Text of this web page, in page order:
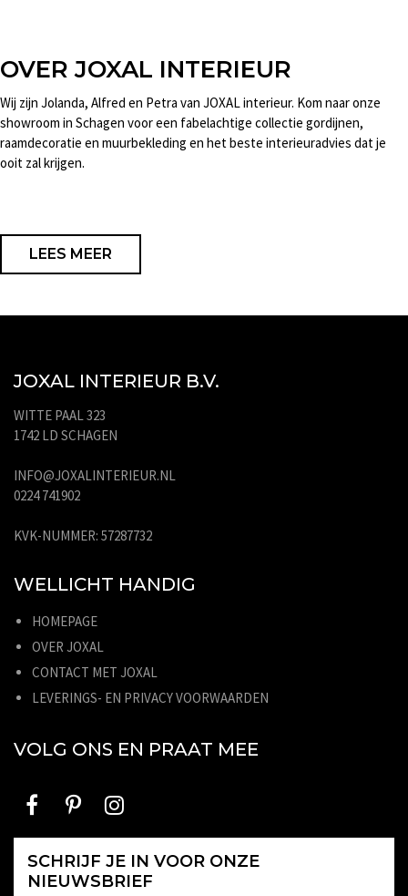
OVER JOXAL INTERIEUR
Wij zijn Jolanda, Alfred en Petra van JOXAL interieur. Kom naar onze
showroom in Schagen voor een fabelachtige collectie gordijnen,
raamdecoratie en muurbekleding en het beste interieuradvies dat je
ooit zal krijgen.
LEES MEER
JOXAL INTERIEUR B.V.
WITTE PAAL 323
1742 LD SCHAGEN
INFO@JOXALINTERIEUR.NL
0224 741902
KVK-NUMMER: 57287732
WELLICHT HANDIG
HOMEPAGE
OVER JOXAL
CONTACT MET JOXAL
LEVERINGS- EN PRIVACY VOORWAARDEN
VOLG ONS EN PRAAT MEE
SCHRIJF JE IN VOOR ONZE
NIEUWSBRIEF